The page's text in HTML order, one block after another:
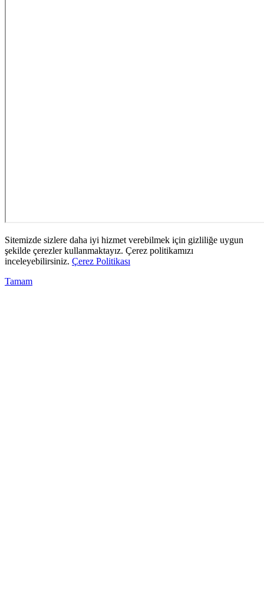
Sitemizde sizlere daha iyi hizmet verebilmek için gizliliğe uygun
şekilde çerezler kullanmaktayız. Çerez politikamızı
inceleyebilirsiniz. Çerez Politikası
Tamam